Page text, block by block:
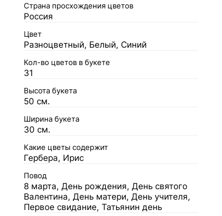
Страна просхождения цветов
Россия
Цвет
Разноцветный, Белый, Синий
Кол-во цветов в букете
31
Высота букета
50 см.
Ширина букета
30 см.
Какие цветы содержит
Гербера, Ирис
Повод
8 марта, День рождения, День святого
Валентина, День матери, День учителя,
Первое свидание, Татьянин день